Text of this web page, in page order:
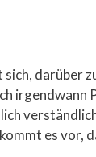
darüber
es